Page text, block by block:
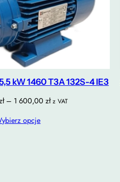
kW 1460 T3A 132S-4 IE3
– 1 600,00złZakres
z VAT
opcje